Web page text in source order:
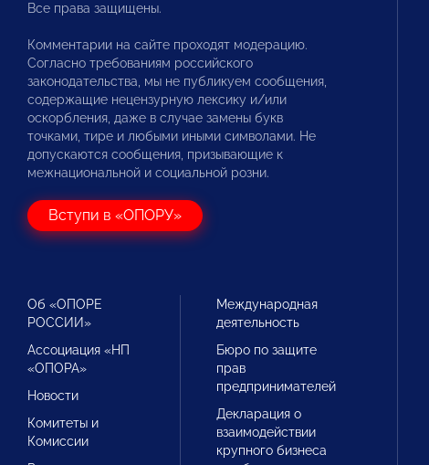
Все права защищены.
Комментарии на сайте проходят модерацию.
Согласно требованиям российского
законодательства, мы не публикуем сообщения,
содержащие нецензурную лексику и/или
оскорбления, даже в случае замены букв
точками, тире и любыми иными символами. Не
допускаются сообщения, призывающие к
межнациональной и социальной розни.
Вступи в «ОПОРУ»
Об «ОПОРЕ
РОССИИ»
Ассоциация «НП
«ОПОРА»
Новости
Комитеты и
Комиссии
Международная
деятельность
Бюро по защите
прав
предпринимателей
Декларация о
взаимодействии
крупного бизнеса